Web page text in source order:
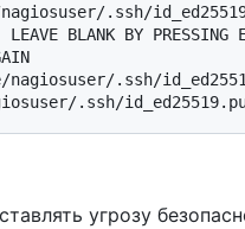
.ssh/
BLANK BY PRESSING
nagiosuser/.ssh/
.ssh/
угрозу